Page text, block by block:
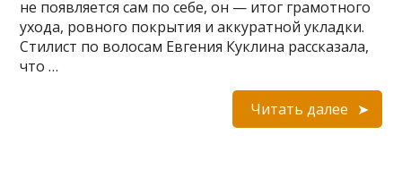
не появляется сам по себе, он — итог грамотного
ухода, ровного покрытия и аккуратной укладки.
Стилист по волосам Евгения Куклина рассказала,
что …
Читать далее